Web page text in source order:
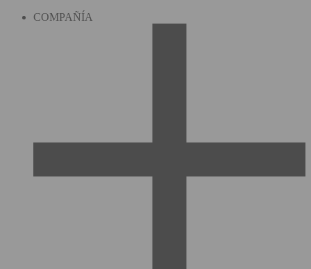
COMPAÑÍA